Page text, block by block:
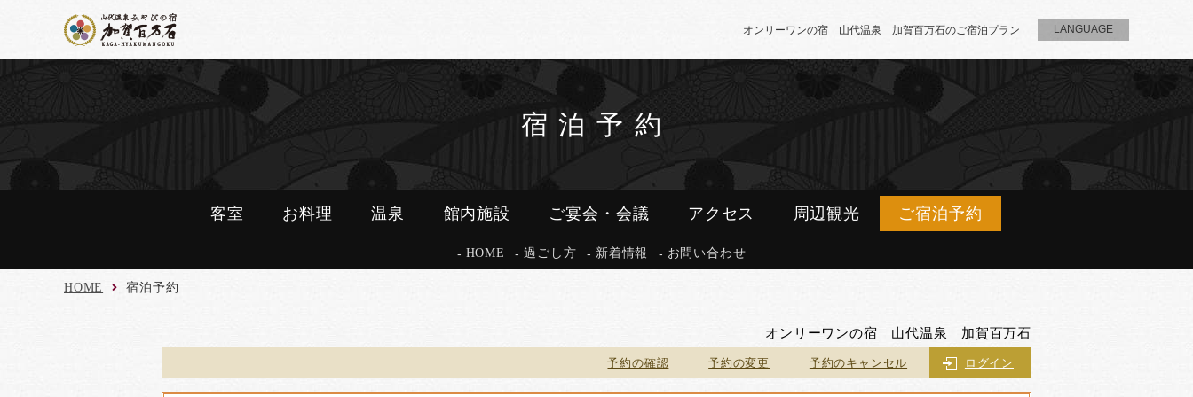
LANGUAGE
オンリーワンの宿 山代温泉 加賀百万石のご宿泊プラン
宿泊予約
客室 お料理 温泉 館内施設 ご宴会・会議 アクセス 周辺観光 ご宿泊予約
HOME 過ごし方 新着情報 お問い合わせ
HOME 宿泊予約
オンリーワンの宿 山代温泉 加賀百万石
予約の確認 予約の変更 予約のキャンセル ログイン